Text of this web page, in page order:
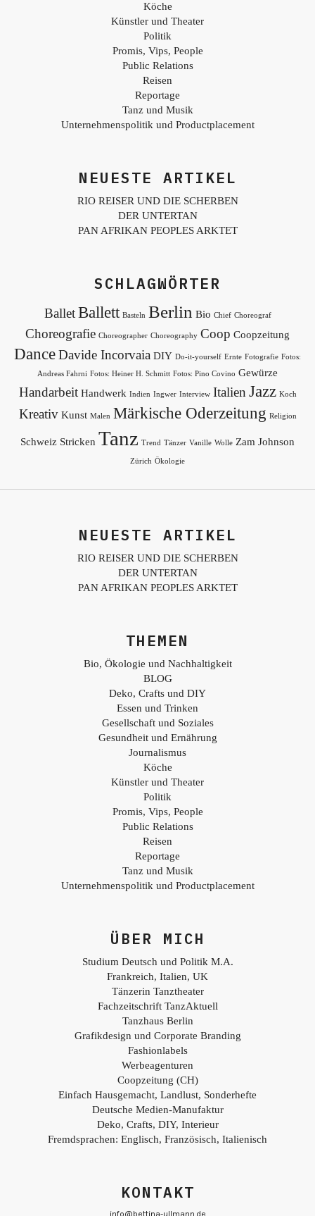
Köche
Künstler und Theater
Politik
Promis, Vips, People
Public Relations
Reisen
Reportage
Tanz und Musik
Unternehmenspolitik und Productplacement
NEUESTE ARTIKEL
RIO REISER UND DIE SCHERBEN
DER UNTERTAN
PAN AFRIKAN PEOPLES ARKTET
SCHLAGWÖRTER
Ballet Ballett Basteln Berlin Bio Chief Choreograf
Choreografie Choreographer Choreography Coop Coopzeitung
DanceDavide Incorvaia DIY Do-it-yourself Ernte Fotografie Fotos:
Andreas Fahrni Fotos: Heiner H. Schmitt Fotos: Pino Covino Gewürze
Handarbeit Handwerk Indien Ingwer Interview Italien Jazz Koch
Kreativ Kunst Malen Märkische Oderzeitung Religion
Schweiz Stricken Tanz Trend Tänzer Vanille Wolle Zam Johnson
Zürich Ökologie
NEUESTE ARTIKEL
RIO REISER UND DIE SCHERBEN
DER UNTERTAN
PAN AFRIKAN PEOPLES ARKTET
THEMEN
Bio, Ökologie und Nachhaltigkeit
BLOG
Deko, Crafts und DIY
Essen und Trinken
Gesellschaft und Soziales
Gesundheit und Ernährung
Journalismus
Köche
Künstler und Theater
Politik
Promis, Vips, People
Public Relations
Reisen
Reportage
Tanz und Musik
Unternehmenspolitik und Productplacement
ÜBER MICH
Studium Deutsch und Politik M.A.
Frankreich, Italien, UK
Tänzerin Tanztheater
Fachzeitschrift TanzAktuell
Tanzhaus Berlin
Grafikdesign und Corporate Branding
Fashionlabels
Werbeagenturen
Coopzeitung (CH)
Einfach Hausgemacht, Landlust, Sonderhefte
Deutsche Medien-Manufaktur
Deko, Crafts, DIY, Interieur
Fremdsprachen: Englisch, Französisch, Italienisch
KONTAKT
info@bettina-ullmann.de